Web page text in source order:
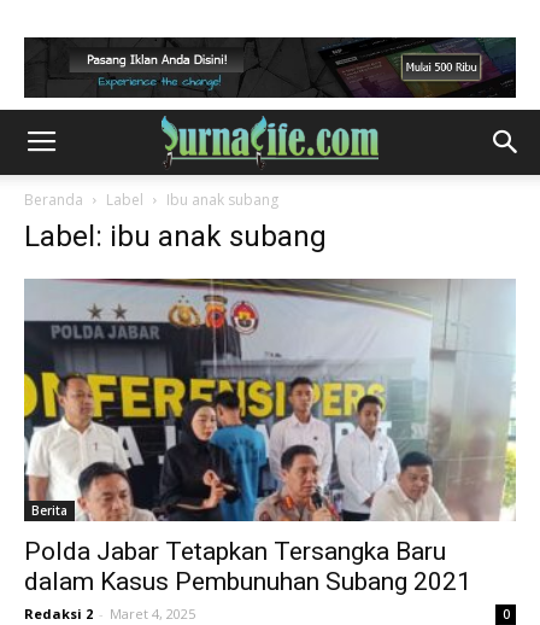
Beranda Label Ibu anak subang
Label: ibu anak subang
Berita
Polda Jabar Tetapkan Tersangka Baru
dalam Kasus Pembunuhan Subang 2021
Redaksi 2 - Maret 4, 2025 0